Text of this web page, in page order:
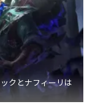
クとナフィーリは